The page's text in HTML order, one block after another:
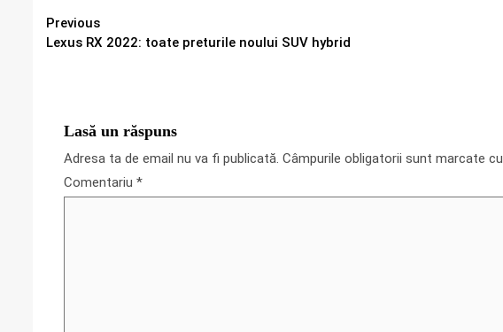
Continue
Reading
Previous
Lexus RX 2022: toate preturile noului SUV hybrid
Lasă un răspuns
Adresa ta de email nu va fi publicată. Câmpurile obligatorii sunt marcate cu
Comentariu *